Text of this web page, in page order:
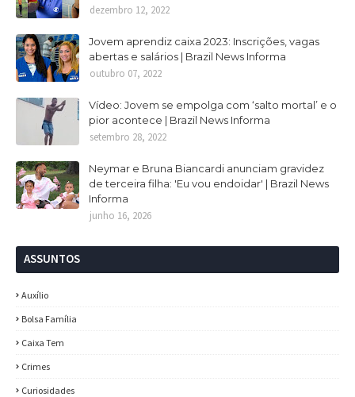
dezembro 12, 2022
Jovem aprendiz caixa 2023: Inscrições, vagas
abertas e salários | Brazil News Informa
outubro 07, 2022
Vídeo: Jovem se empolga com ‘salto mortal’ e o
pior acontece | Brazil News Informa
setembro 28, 2022
Neymar e Bruna Biancardi anunciam gravidez
de terceira filha: 'Eu vou endoidar' | Brazil News
Informa
junho 16, 2026
ASSUNTOS
Auxílio
Bolsa Família
Caixa Tem
Crimes
Curiosidades